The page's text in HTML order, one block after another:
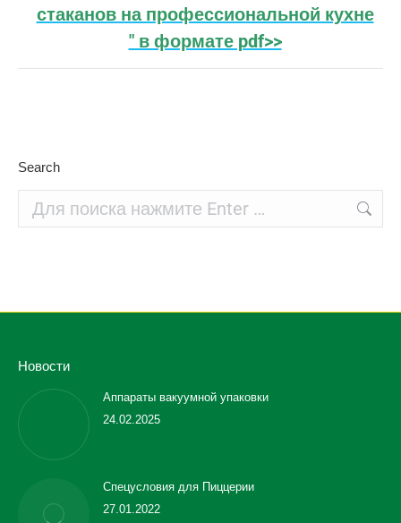
стаканов на профессиональной кухне
" в формате pdf>>
Search
Новости
Аппараты вакуумной упаковки
24.02.2025
Спецусловия для Пиццерии
27.01.2022